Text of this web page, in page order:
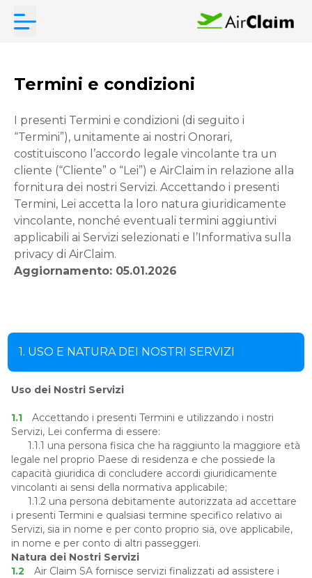
Termini e condizioni
I presenti Termini e condizioni (di seguito i
“Termini”), unitamente ai nostri Onorari,
costituiscono l’accordo legale vincolante tra un
cliente (“Cliente” o “Lei”) e AirClaim in relazione alla
fornitura dei nostri Servizi. Accettando i presenti
Termini, Lei accetta la loro natura giuridicamente
vincolante, nonché eventuali termini aggiuntivi
applicabili ai Servizi selezionati e l’Informativa sulla
privacy di AirClaim.
Aggiornamento: 05.01.2026
1. USO E NATURA DEI NOSTRI SERVIZI
Uso dei Nostri Servizi
1.1
Accettando i presenti Termini e utilizzando i nostri
Servizi, Lei conferma di essere:
1.1.1 una persona fisica che ha raggiunto la maggiore età
legale nel proprio Paese di residenza e che possiede la
capacità giuridica di concludere accordi giuridicamente
vincolanti ai sensi della normativa applicabile;
1.1.2 una persona debitamente autorizzata ad accettare
i presenti Termini e qualsiasi termine specifico relativo ai
Servizi, sia in nome e per conto proprio sia, ove applicabile,
in nome e per conto di altri passeggeri.
Natura dei Nostri Servizi
1.2
Air Claim SA fornisce servizi finalizzati ad assistere i